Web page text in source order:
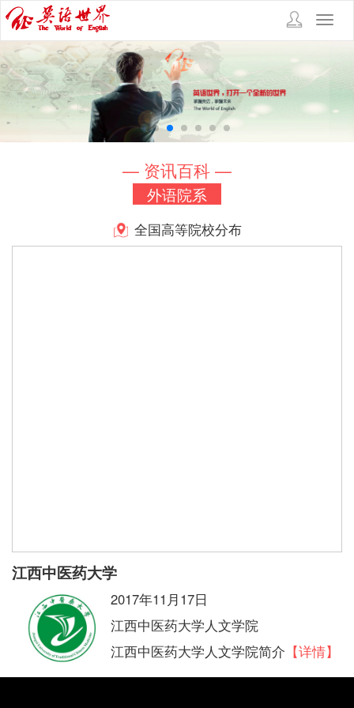
— 资讯百科 —
外语院系
全国高等院校分布
江西中医药大学
2017年11月17日
江西中医药大学人文学院
江西中医药大学人文学院简介 【详情】